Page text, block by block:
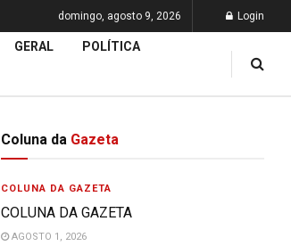
domingo, agosto 9, 2026 Login
GERAL POLÍTICA
Coluna da Gazeta
COLUNA DA GAZETA
COLUNA DA GAZETA
AGOSTO 1, 2026